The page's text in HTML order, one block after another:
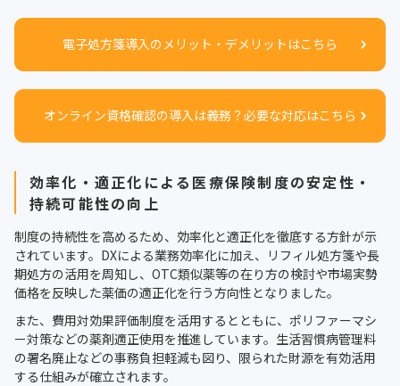
電子処方箋導入のメリット・デメリットはこちら
オンライン資格確認の導入は義務？必要な対応はこちら
効率化・適正化による医療保険制度の安定性・
持続可能性の向上
制度の持続性を高めるため、効率化と適正化を徹底する方針が示
されています。DXによる業務効率化に加え、リフィル処方箋や長
期処方の活用を周知し、OTC類似薬等の在り方の検討や市場実勢
価格を反映した薬価の適正化を行う方向性となりました。
また、費用対効果評価制度を活用するとともに、ポリファーマシ
ー対策などの薬剤適正使用を推進しています。生活習慣病管理料
の署名廃止などの事務負担軽減も図り、限られた財源を有効活用
する仕組みが確立されます。